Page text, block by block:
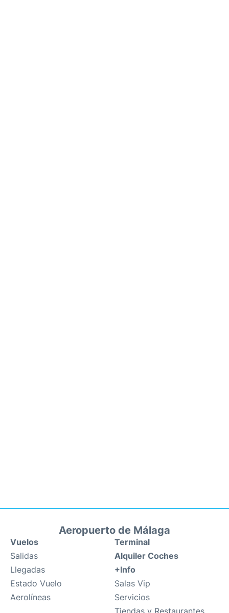
Aeropuerto de Málaga
Vuelos
Salidas
Llegadas
Estado Vuelo
Aerolíneas
Terminal
Alquiler Coches
+Info
Salas Vip
Servicios
Tiendas y Restaurantes